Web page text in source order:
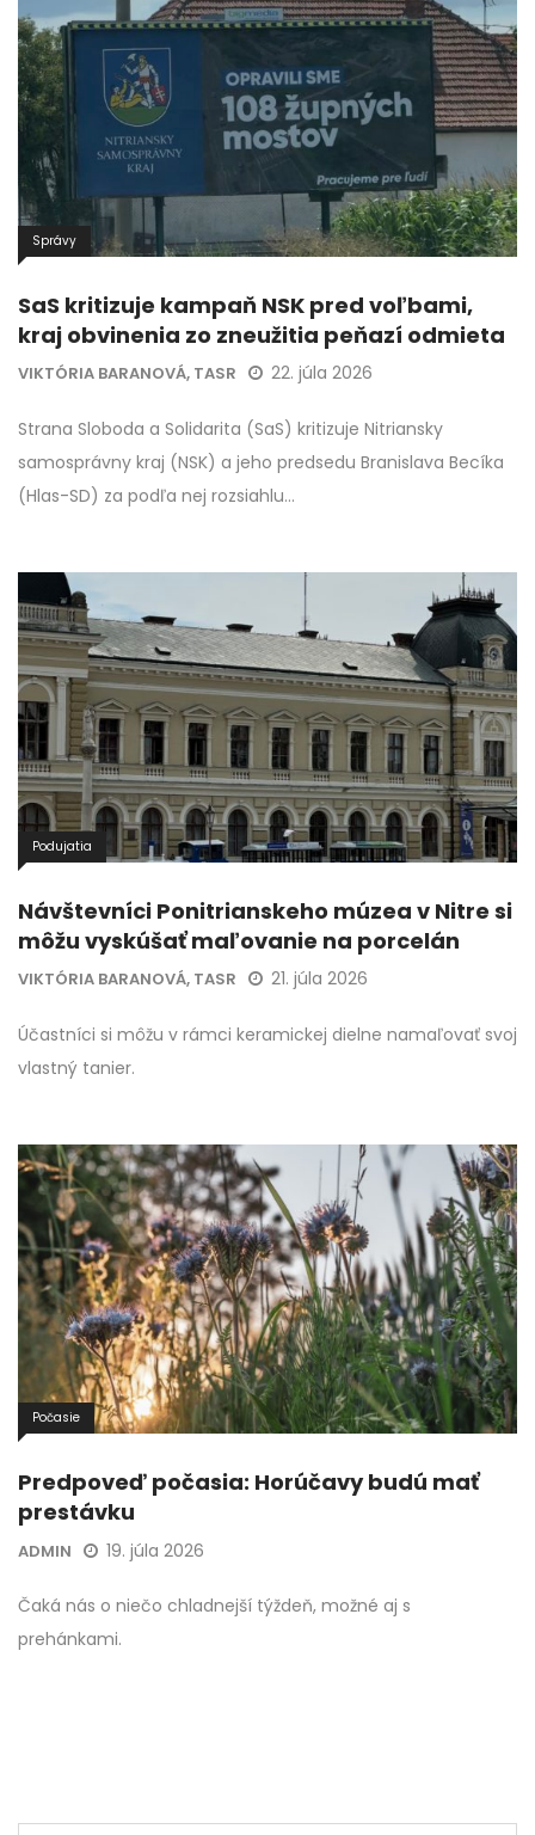
Správy
SaS kritizuje kampaň NSK pred voľbami,
kraj obvinenia zo zneužitia peňazí odmieta
VIKTÓRIA BARANOVÁ, TASR 22. júla 2026
Strana Sloboda a Solidarita (SaS) kritizuje Nitriansky
samosprávny kraj (NSK) a jeho predsedu Branislava Becíka
(Hlas-SD) za podľa nej rozsiahlu…
Podujatia
Návštevníci Ponitrianskeho múzea v Nitre si
môžu vyskúšať maľovanie na porcelán
VIKTÓRIA BARANOVÁ, TASR 21. júla 2026
Účastníci si môžu v rámci keramickej dielne namaľovať svoj
vlastný tanier.
Počasie
Predpoveď počasia: Horúčavy budú mať
prestávku
ADMIN 19. júla 2026
Čaká nás o niečo chladnejší týždeň, možné aj s
prehánkami.